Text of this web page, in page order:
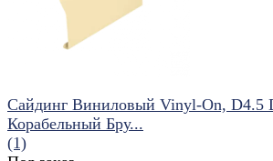
Сайдинг Виниловый Vinyl-On, D4.5
Корабельный Бру...
(1)